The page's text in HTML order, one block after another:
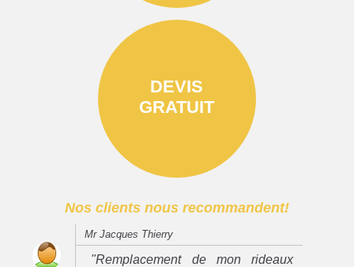
DEVIS
GRATUIT
Nos clients nous recommandent!
Mr Jacques Thierry
"Remplacement de mon rideaux